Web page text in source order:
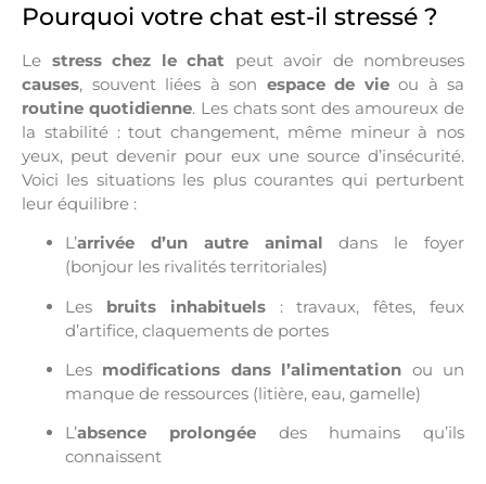
Pourquoi votre chat est-il stressé ?
Le stress chez le chat peut avoir de nombreuses
causes, souvent liées à son espace de vieou à sa
routine quotidienne. Les chats sont des amoureux de
la stabilité : tout changement, même mineur à nos
yeux, peut devenir pour eux une source d’insécurité.
Voici les situations les plus courantes qui perturbent
leur équilibre :
L’arrivée d’un autre animal dans le foyer
(bonjour les rivalités territoriales)
Les bruits inhabituels: travaux, fêtes, feux
d’artifice, claquements de portes
Les modifications dans l’alimentation ou un
manque de ressources (litière, eau, gamelle)
L’absence prolongéedes humains qu’ils
connaissent